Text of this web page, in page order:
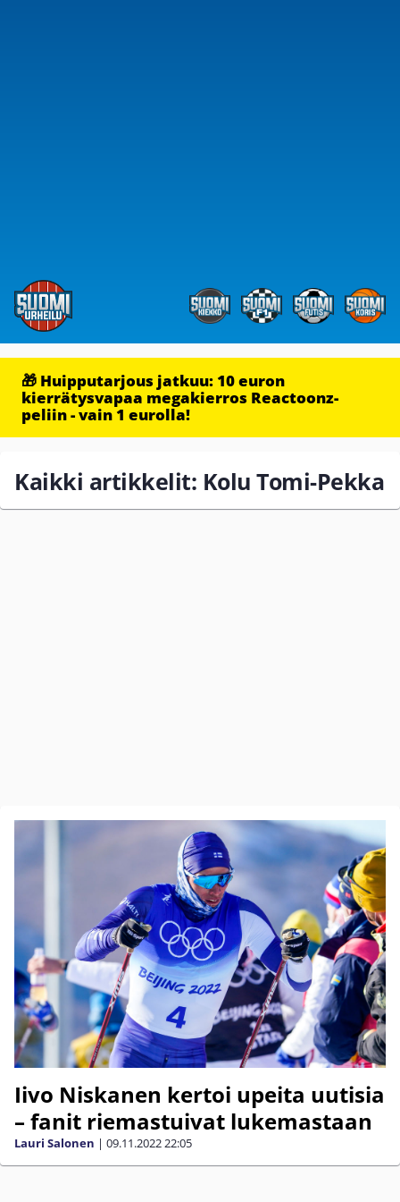
🎁 Huipputarjous jatkuu: 10 euron
kierrätysvapaa megakierros Reactoonz-
peliin - vain 1 eurolla!
Kaikki artikkelit: Kolu Tomi-Pekka
Iivo Niskanen kertoi upeita uutisia
– fanit riemastuivat lukemastaan
Lauri Salonen | 09.11.202222:05